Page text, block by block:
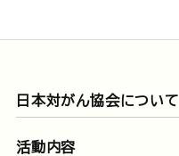
日本対がん協会について
活動内容